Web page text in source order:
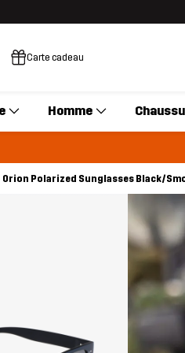
Carte cadeau
Homme
Orion Polarized Sunglasses Black/